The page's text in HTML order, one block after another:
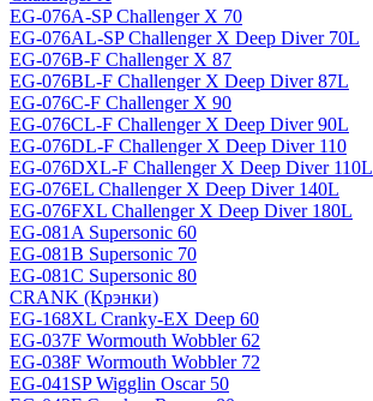
EG-076A-SP Challenger X 70
EG-076AL-SP Challenger X Deep Diver 70L
EG-076B-F Challenger X 87
EG-076BL-F Challenger X Deep Diver 87L
EG-076C-F Challenger X 90
EG-076CL-F Challenger X Deep Diver 90L
EG-076DL-F Challenger X Deep Diver 110
EG-076DXL-F Challenger X Deep Diver 110L
EG-076EL Challenger X Deep Diver 140L
EG-076FXL Challenger X Deep Diver 180L
EG-081A Supersonic 60
EG-081B Supersonic 70
EG-081C Supersonic 80
CRANK (Крэнки)
EG-168XL Cranky-EX Deep 60
EG-037F Wormouth Wobbler 62
EG-038F Wormouth Wobbler 72
EG-041SP Wigglin Oscar 50